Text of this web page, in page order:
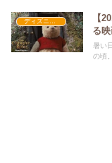
ディズニーチャンネル
【
る映
暑い
の頃